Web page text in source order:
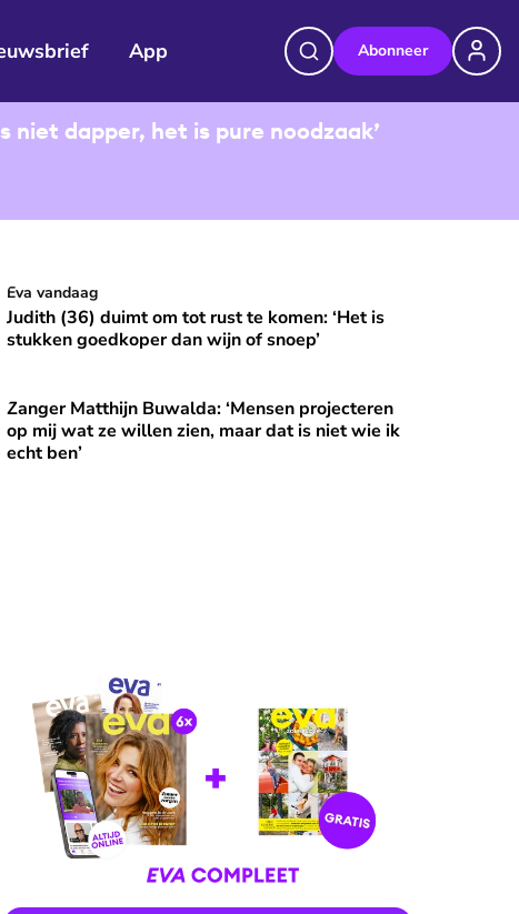
App Abonneer
dapper, het is pure noodzaak’
Judith (36) duimt om tot rust te komen: ‘Het is stukken
⭐Premium
Eva vandaag
Judith (36) duimt om tot rust te komen: ‘Het is
stukken goedkoper dan wijn of snoep’
Zanger Matthijn Buwalda: ‘Mensen projecteren op mij wat ze
⭐Premium
Zanger Matthijn Buwalda: ‘Mensen projecteren
op mij wat ze willen zien, maar dat is niet wie ik
echt ben’